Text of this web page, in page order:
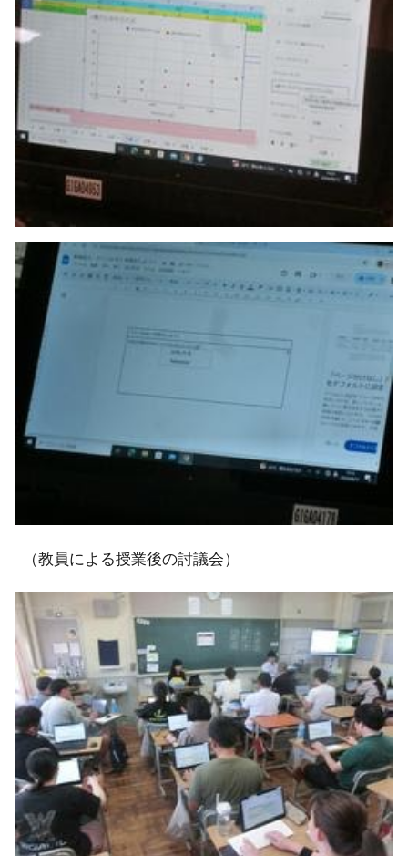
（教員による授業後の討議会）